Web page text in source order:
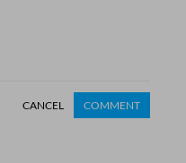
CANCEL COMMENT